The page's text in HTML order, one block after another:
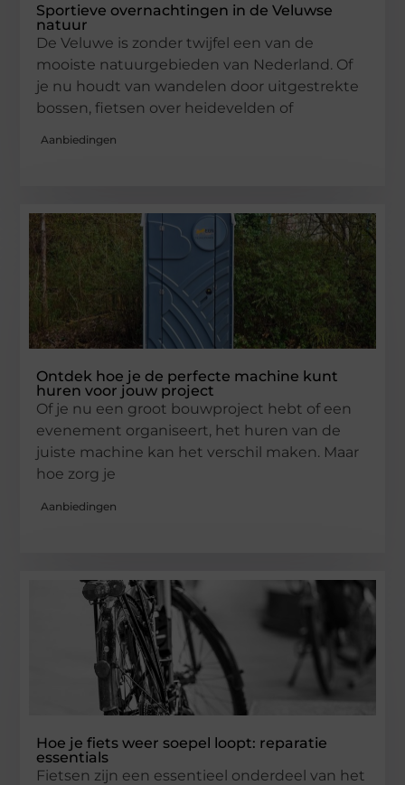
Sportieve overnachtingen in de Veluwse
natuur
De Veluwe is zonder twijfel een van de
mooiste natuurgebieden van Nederland. Of
je nu houdt van wandelen door uitgestrekte
bossen, fietsen over heidevelden of
Aanbiedingen
Ontdek hoe je de perfecte machine kunt
huren voor jouw project
Of je nu een groot bouwproject hebt of een
evenement organiseert, het huren van de
juiste machine kan het verschil maken. Maar
hoe zorg je
Aanbiedingen
Hoe je fiets weer soepel loopt: reparatie
essentials
Fietsen zijn een essentieel onderdeel van het